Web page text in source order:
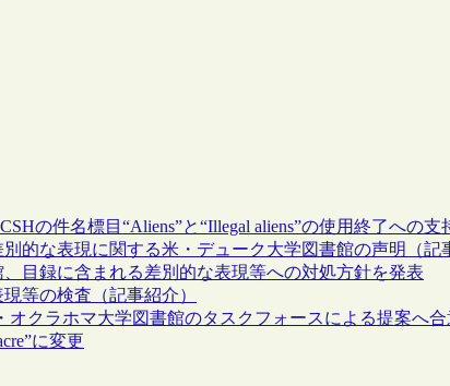
の件名標目“Aliens”と“Illegal aliens”の使用終了への支
的な表現に関する米・デューク大学図書館の声明（記
目録に含まれる差別的な表現等への対処方針を発表
等の検査（記事紹介）
クラホマ大学図書館のタスクフォースによる提案へ合
に変更